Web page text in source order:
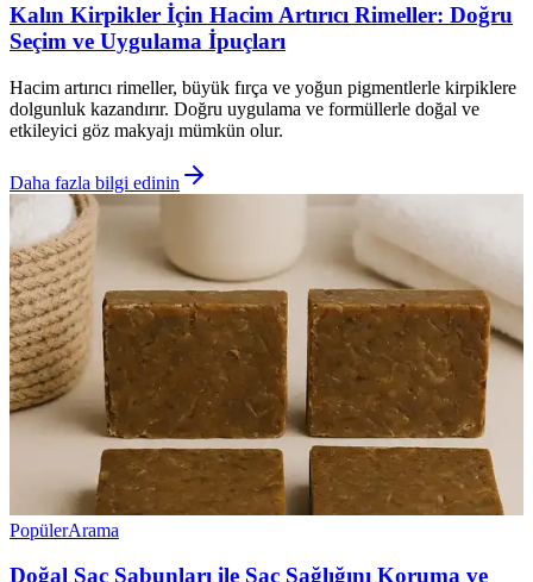
Kalın Kirpikler İçin Hacim Artırıcı Rimeller: Doğru
Seçim ve Uygulama İpuçları
Hacim artırıcı rimeller, büyük fırça ve yoğun pigmentlerle kirpiklere
dolgunluk kazandırır. Doğru uygulama ve formüllerle doğal ve
etkileyici göz makyajı mümkün olur.
Daha fazla bilgi edinin
PopülerArama
Doğal Saç Sabunları ile Saç Sağlığını Koruma ve